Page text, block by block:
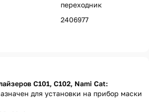
переходник
2406977
C101, C102, Nami Cat:
для установки на прибор маски